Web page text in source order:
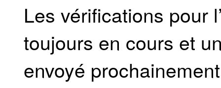
Les vérifications pour
toujours en cours et
envoyé